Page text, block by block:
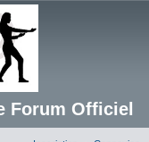
Forum Officiel